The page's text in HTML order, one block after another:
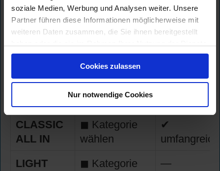
soziale Medien, Werbung und Analysen weiter. Unsere
Partner führen diese Informationen möglicherweise mit
weiteren Daten zusammen, die Sie ihnen bereitgestellt
gesammelt haben.
Cookies zulassen
Nur notwendige Cookies
PREMIUM
ALL IN
✔
Wunschkabine
✔
umfangreich
CLASSIC
◼ Kategorie
wählen
(Zuteilung durch
AIDA)
➕
CLASSIC
ALL IN
◼ Kategorie
wählen
✔
umfangreich
LIGHT
◼ Kategorie
—